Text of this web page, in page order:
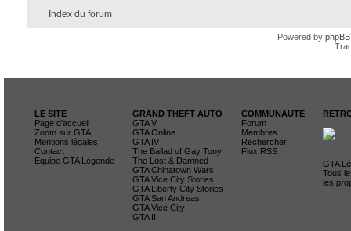
Index du forum
Powered by phpBB
LE SITE
Page d'accueil
Zoom sur GTA
Mentions légales
Contact
Equipe GTA Légende
GRAND THEFT AUTO
GTA V
GTA Online
GTA IV
The Ballad of Gay Tony
The Lost & Damned
GTA Chinatown Wars
GTA Vice City Stories
GTA Liberty City Stories
GTA San Andreas
GTA Vice City
GTA III
COMMUNAUTE
Forum
Membres
Rechercher
Flux RSS
GTA
Tous
les